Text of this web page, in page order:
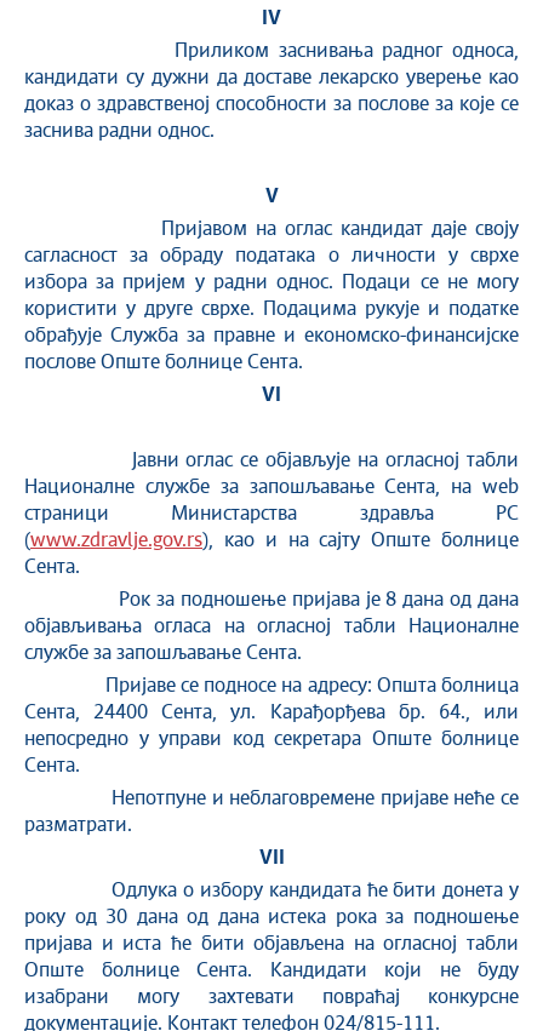
IV
Приликом заснивања радног односа,
кандидати су дужни да доставе лекарско уверење као
доказ о здравственој способности за послове за које се
заснива радни однос.
V
Пријавом на оглас кандидат даје своју
сагласност за обраду података о личности у сврхе
избора за пријем у радни однос. Подаци се не могу
користити у друге сврхе. Подацима рукује и податке
обрађује Служба за правне и економско-финансијске
послове Опште болнице Сента.
VI
Јавни оглас се објављује на огласној табли
Националне службе за запошљавање Сента, на web
страници Министарства здравља РС
(www.zdravlje.gov.rs), као и на сајту Опште болнице
Сента.
Рок за подношење пријава је 8 дана од дана
објављивања огласа на огласној табли Националне
службе за запошљавање Сента.
Пријаве се подносе на адресу: Општа болница
Сента, 24400 Сента, ул. Карађорђева бр. 64., или
непосредно у управи код секретара Опште болнице
Сента.
Непотпуне и неблаговремене пријаве неће се
разматрати.
VII
Одлука о избору кандидата ће бити донета у
року од 30 дана од дана истека рока за подношење
пријава и иста ће бити објављена на огласној табли
Опште болнице Сента. Кандидати који не буду
изабрани могу захтевати повраћај конкурсне
документације. Контакт телефон 024/815-111.